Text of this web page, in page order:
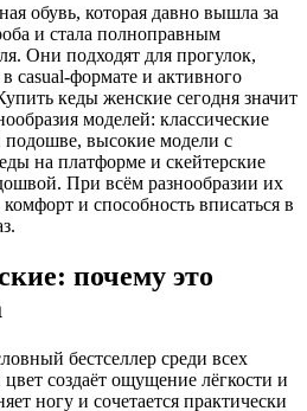
обувь, которая давно вышла за
и стала полноправным
Они подходят для прогулок,
casual-формате и активного
кеды женские сегодня значит
моделей: классические
подошве, высокие модели с
на платформе и скейтерские
При всём разнообразии их
и способность вписаться в
почему это
бестселлер среди всех
создаёт ощущение лёгкости и
ногу и сочетается практически